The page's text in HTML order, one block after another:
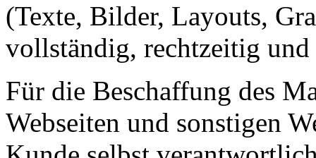
(Texte, Bilder, Layouts,
vollständig, rechtzeitig
Für die Beschaffung des
Webseiten und sonstigen